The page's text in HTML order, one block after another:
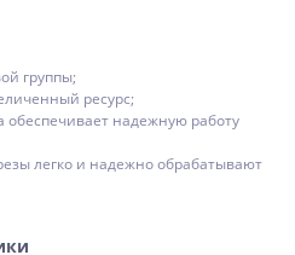
группы;
ресурс;
надежную работу
легко и надежно обрабатывают